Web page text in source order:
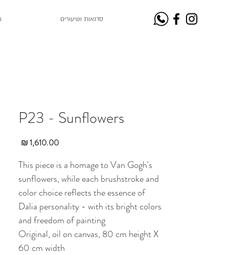
סדנאות ושיעורים
P23 - Sunflowers
This piece is a homage to Van Gogh's
sunflowers, while each brushstroke and
color choice reflects the essence of
Dalia personality - with its bright colors
and freedom of painting
Original, oil on canvas, 80 cm height X
60 cm width